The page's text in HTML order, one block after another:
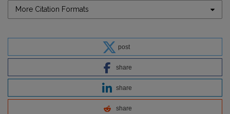
More Citation Formats
post
share
share
share